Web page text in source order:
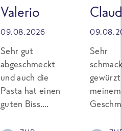
Valerio
09.08.2026
Sehr gut
abgeschmeckt
und auch die
Pasta hat einen
guten Biss.
Sehr
meinem